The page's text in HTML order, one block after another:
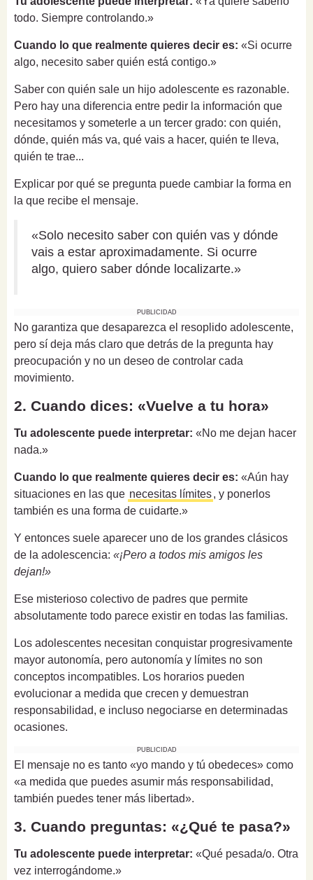
todo. Siempre controlando.»
Cuando lo que realmente quieres decir es: «Si ocurre
algo, necesito saber quién está contigo.»
Saber con quién sale un hijo adolescente es razonable.
Pero hay una diferencia entre pedir la información que
necesitamos y someterle a un tercer grado: con quién,
dónde, quién más va, qué vais a hacer, quién te lleva,
quién te trae...
Explicar por qué se pregunta puede cambiar la forma en
la que recibe el mensaje.
«Solo necesito saber con quién vas y dónde
vais a estar aproximadamente. Si ocurre
algo, quiero saber dónde localizarte.»
PUBLICIDAD
No garantiza que desaparezca el resoplido adolescente,
pero sí deja más claro que detrás de la pregunta hay
preocupación y no un deseo de controlar cada
movimiento.
2. Cuando dices: «Vuelve a tu hora»
Tu adolescente puede interpretar: «No me dejan hacer
nada.»
Cuando lo que realmente quieres decir es: «Aún hay
situaciones en las que necesitas límites, y ponerlos
también es una forma de cuidarte.»
Y entonces suele aparecer uno de los grandes clásicos
de la adolescencia: «¡Pero a todos mis amigos les
dejan!»
Ese misterioso colectivo de padres que permite
absolutamente todo parece existir en todas las familias.
Los adolescentes necesitan conquistar progresivamente
mayor autonomía, pero autonomía y límites no son
conceptos incompatibles. Los horarios pueden
evolucionar a medida que crecen y demuestran
responsabilidad, e incluso negociarse en determinadas
ocasiones.
PUBLICIDAD
El mensaje no es tanto «yo mando y tú obedeces» como
«a medida que puedes asumir más responsabilidad,
también puedes tener más libertad».
3. Cuando preguntas: «¿Qué te pasa?»
Tu adolescente puede interpretar: «Qué pesada/o. Otra
vez interrogándome.»